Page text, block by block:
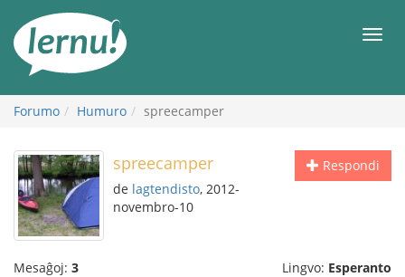
enhavo
Forumo Humuro spreecamper
Respondi
spreecamper
de lagtendisto, 2012-
novembro-10
Mesaĝoj: 3 Lingvo: Esperanto